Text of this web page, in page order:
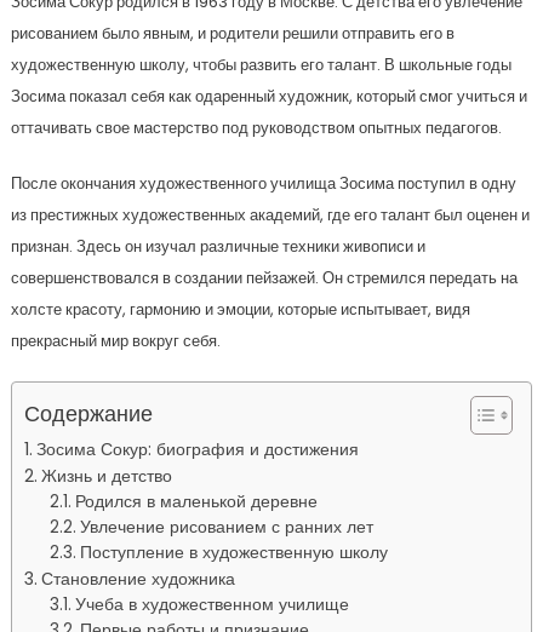
рисованием было явным, и родители решили отправить его в
художественную школу, чтобы развить его талант. В школьные годы
Зосима показал себя как одаренный художник, который смог учиться и
оттачивать свое мастерство под руководством опытных педагогов.
После окончания художественного училища Зосима поступил в одну
из престижных художественных академий, где его талант был оценен и
признан. Здесь он изучал различные техники живописи и
совершенствовался в создании пейзажей. Он стремился передать на
холсте красоту, гармонию и эмоции, которые испытывает, видя
прекрасный мир вокруг себя.
Содержание
Зосима Сокур: биография и достижения
Жизнь и детство
Родился в маленькой деревне
Увлечение рисованием с ранних лет
Поступление в художественную школу
Становление художника
Учеба в художественном училище